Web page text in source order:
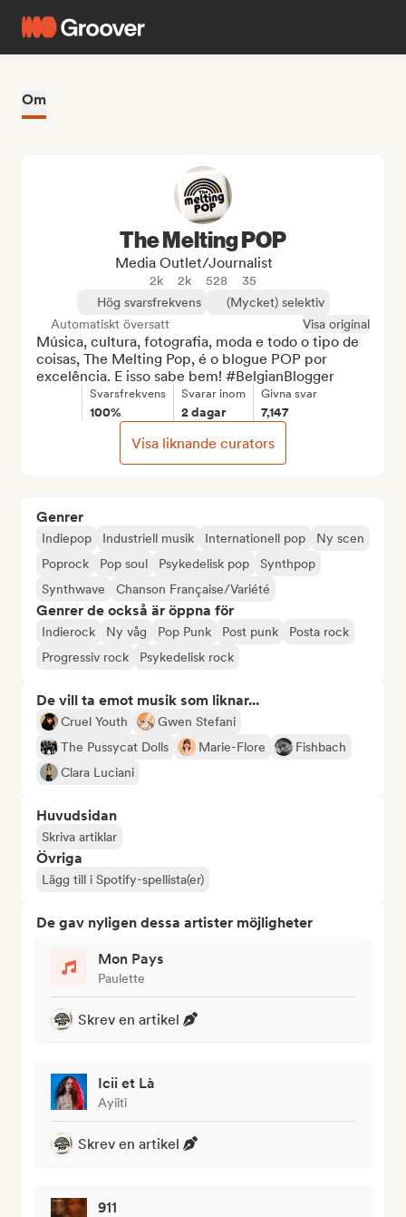
Om
Genrer
Indiepop Industriell musik Internationell pop
Ny scen
Poprock
Pop soul Psykedelisk pop
Synthpop
Synthwave
Chanson Française/Variété
Genrer de också är öppna för
Indierock Ny våg Pop Punk Post punk
Posta rock
Progressiv rock
Psykedelisk rock
De vill ta emot musik som liknar...
Cruel Youth
Gwen Stefani
The Pussycat Dolls
Marie-Flore
Fishbach
Clara Luciani
Huvudsidan
Skriva artiklar
Övriga
Lägg till i Spotify-spellista(er)
De gav nyligen dessa artister möjligheter
Mon Pays
Paulette
Skrev en artikel
Icii et Là
Ayiiti
Skrev en artikel
911
The Melting POP
Media Outlet/Journalist
2k 2k 528
35
Hög svarsfrekvens
(Mycket) selektiv
Automatiskt översatt
Visa original
Música, cultura, fotografia, moda e todo o tipo de
coisas, The Melting Pop, é o blogue POP por
excelência. E isso sabe bem! #BelgianBlogger
Svarsfrekvens
100%
Svarar inom
2 dagar
Givna svar
7,147
Visa liknande curators